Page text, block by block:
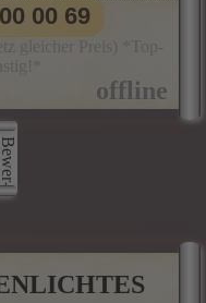
B
e
w
e
r
­
t
u
n
g
e
00 69